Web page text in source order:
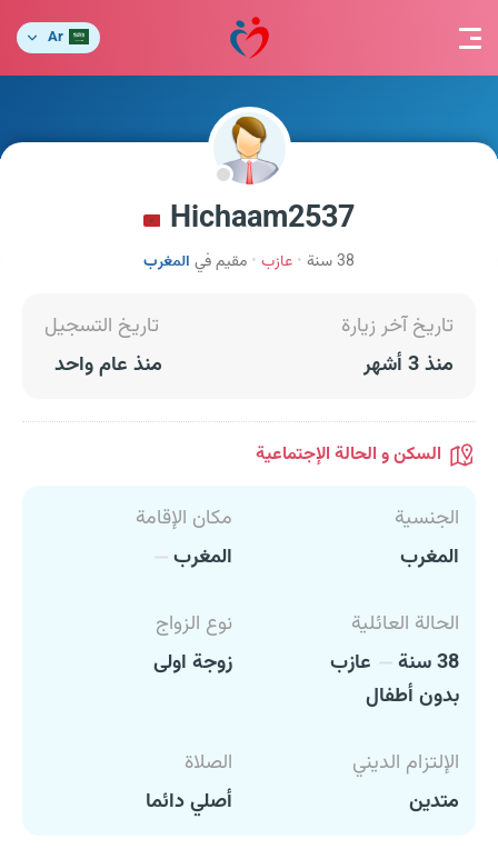
Ar
Hichaam2537
38 سنة عازب مقيم في المغرب
تاريخ آخر زيارة
منذ 3 أشهر
تاريخ التسجيل
منذ عام واحد
السكن و الحالة الإجتماعية
الجنسية
المغرب
مكان الإقامة
المغرب
الحالة العائلية
38 سنة
عازب
بدون أطفال
نوع الزواج
زوجة اولى
الإلتزام الديني
متدين
الصلاة
أصلي دائما